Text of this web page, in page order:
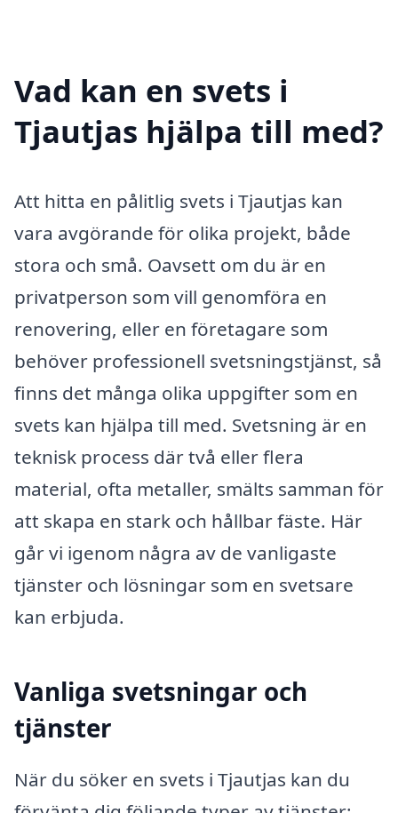
Vad kan en svets i
Tjautjas hjälpa till med?
Att hitta en pålitlig svets i Tjautjas kan
vara avgörande för olika projekt, både
stora och små. Oavsett om du är en
privatperson som vill genomföra en
renovering, eller en företagare som
behöver professionell svetsningstjänst, så
finns det många olika uppgifter som en
svets kan hjälpa till med. Svetsning är en
teknisk process där två eller flera
material, ofta metaller, smälts samman för
att skapa en stark och hållbar fäste. Här
går vi igenom några av de vanligaste
tjänster och lösningar som en svetsare
kan erbjuda.
Vanliga svetsningar och
tjänster
När du söker en svets i Tjautjas kan du